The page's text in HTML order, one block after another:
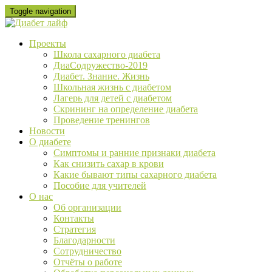
Skip
to
content
Toggle navigation
Проекты
Школа сахарного диабета
ДиаСодружество-2019
Диабет. Знание. Жизнь
Школьная жизнь с диабетом
Лагерь для детей с диабетом
Скрининг на определение диабета
Проведение тренингов
Новости
О диабете
Cимптомы и ранние признаки диабета
Как снизить сахар в крови
Какие бывают типы сахарного диабета
Пособие для учителей
О нас
Об организации
Контакты
Стратегия
Благодарности
Сотрудничество
Отчёты о работе